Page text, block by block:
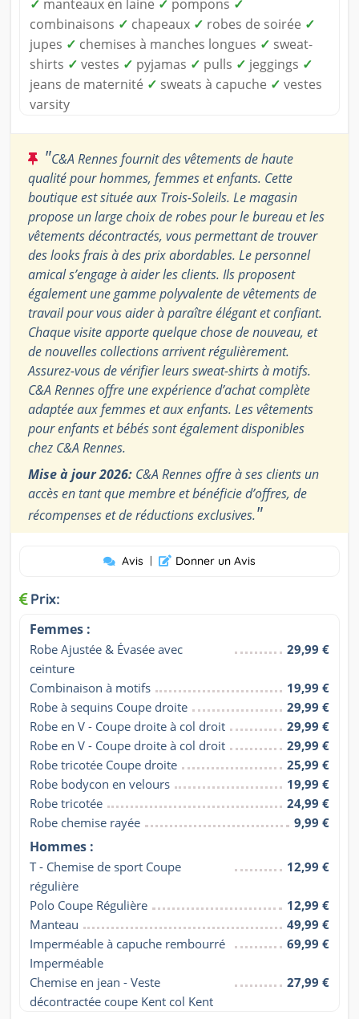
✓ manteaux en laine ✓ pompons ✓
combinaisons ✓ chapeaux ✓ robes de soirée ✓
jupes ✓ chemises à manches longues ✓ sweat-
shirts ✓ vestes ✓ pyjamas ✓ pulls ✓ jeggings ✓
jeans de maternité ✓ sweats à capuche ✓ vestes
varsity
"C&A Rennes fournit des vêtements de haute
qualité pour hommes, femmes et enfants. Cette
boutique est située aux Trois-Soleils. Le magasin
propose un large choix de robes pour le bureau et les
vêtements décontractés, vous permettant de trouver
des looks frais à des prix abordables. Le personnel
amical s’engage à aider les clients. Ils proposent
également une gamme polyvalente de vêtements de
travail pour vous aider à paraître élégant et confiant.
Chaque visite apporte quelque chose de nouveau, et
de nouvelles collections arrivent régulièrement.
Assurez-vous de vérifier leurs sweat-shirts à motifs.
C&A Rennes offre une expérience d’achat complète
adaptée aux femmes et aux enfants. Les vêtements
pour enfants et bébés sont également disponibles
chez C&A Rennes.
Mise à jour 2026: C&A Rennes offre à ses clients un
accès en tant que membre et bénéficie d’offres, de
récompenses et de réductions exclusives."
Avis | Donner un Avis
Prix:
Femmes :
Robe Ajustée & Évasée avec
ceinture
29,99 €
Combinaison à motifs
19,99 €
Robe à sequins Coupe droite
29,99 €
Robe en V - Coupe droite à col droit
29,99 €
Robe en V - Coupe droite à col droit
29,99 €
Robe tricotée Coupe droite
25,99 €
Robe bodycon en velours
19,99 €
Robe tricotée
24,99 €
Robe chemise rayée
9,99 €
Hommes :
T - Chemise de sport Coupe
régulière
12,99 €
Polo Coupe Régulière
12,99 €
Manteau
49,99 €
Imperméable à capuche rembourré
Imperméable
69,99 €
Chemise en jean - Veste
décontractée coupe Kent col Kent
27,99 €